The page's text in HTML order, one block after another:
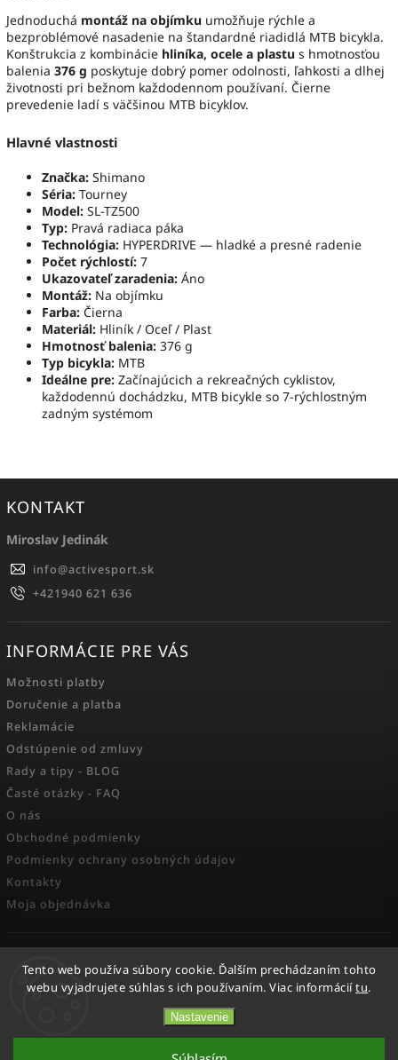
Tento web používa súbory cookie. Ďalším prechádzaním tohto
webu vyjadrujete súhlas s ich používaním. Viac informáciítu.
Nastavenie
Jednoduchá montáž na objímku umožňuje rýchle a
bezproblémové nasadenie na štandardné riadidlá MTB bicykla.
Konštrukcia z kombinácie hliníka, ocele a plastu s hmotnosťou
balenia 376 g poskytuje dobrý pomer odolnosti, ľahkosti a dlhej
životnosti pri bežnom každodennom používaní. Čierne
prevedenie ladí s väčšinou MTB bicyklov.
Hlavné vlastnosti
Značka: Shimano
Séria: Tourney
Model: SL-TZ500
Typ: Pravá radiaca páka
Technológia: HYPERDRIVE — hladké a presné radenie
Počet rýchlostí: 7
Ukazovateľ zaradenia: Áno
Montáž: Na objímku
Farba: Čierna
Materiál: Hliník / Oceľ / Plast
Hmotnosť balenia: 376 g
Typ bicykla: MTB
Ideálne pre: Začínajúcich a rekreačných cyklistov,
každodennú dochádzku, MTB bicykle so 7-rýchlostným
zadným systémom
KONTAKT
Miroslav Jedinák
info@activesport.sk
+421940 621 636
INFORMÁCIE PRE VÁS
Možnosti platby
Doručenie a platba
Reklamácie
Odstúpenie od zmluvy
Rady a tipy - BLOG
Časté otázky - FAQ
O nás
Obchodné podmienky
Podmienky ochrany osobných údajov
Kontakty
Moja objednávka
FACEBOOK
Copyright 2026Activesport. Všetky práva vyhradené.